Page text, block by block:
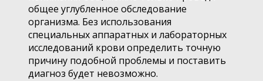
общее углубленное обследование
организма. Без использования
специальных аппаратных и лабораторных
исследований крови определить точную
причину подобной проблемы и поставить
диагноз будет невозможно.